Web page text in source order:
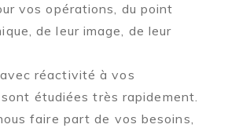
vos opérations, du point
de leur image, de leur
réactivité à vos
étudiées très rapidement.
faire part de vos besoins,